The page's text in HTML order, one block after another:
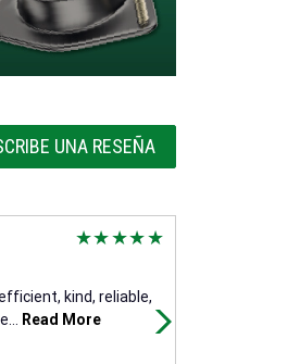
UNA RESEÑA
kind, reliable,
Read More